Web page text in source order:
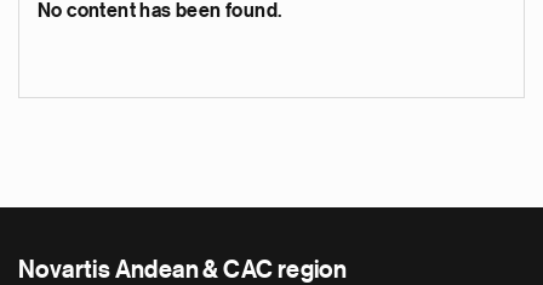
No content has been found.
Novartis Andean & CAC region